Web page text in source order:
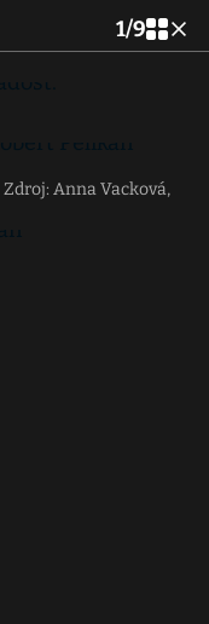
1/9
Zdroj: Anna Vacková,